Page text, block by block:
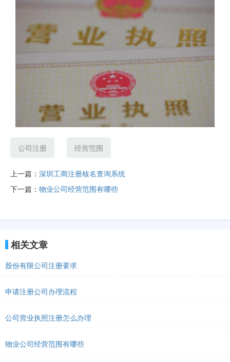
公司注册 经营范围
上一篇： 深圳工商注册核名查询系统
下一篇： 物业公司经营范围有哪些
相关文章
股份有限公司注册要求
申请注册公司办理流程
公司营业执照注册怎么办理
物业公司经营范围有哪些